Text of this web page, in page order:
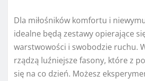
Dla miłośników komfortu i
idealne będą zestawy opierające
warstwowości i swobodzie ruchu.
rządzą luźniejsze fasony, które z
się na co dzień. Możesz